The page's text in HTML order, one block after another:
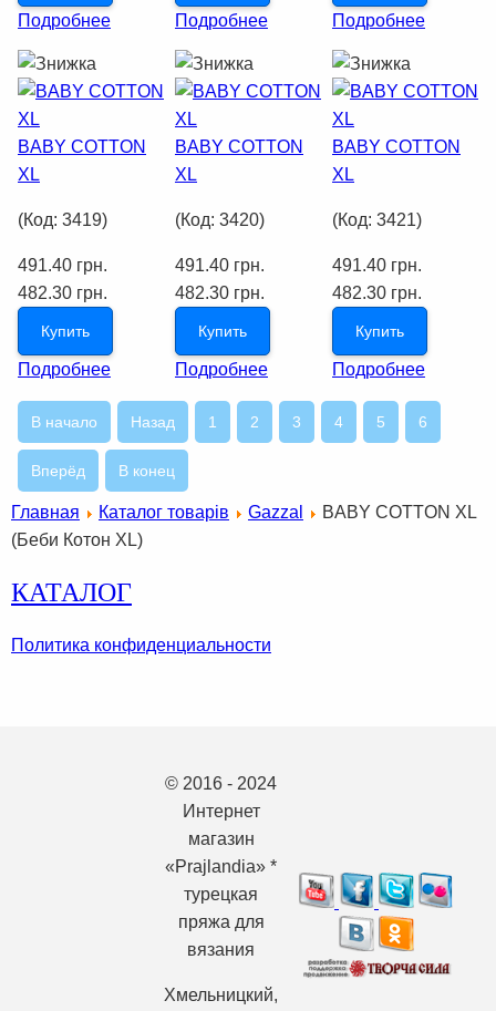
Подробнее Подробнее Подробнее
BABY COTTON
XL
(Код: 3419)
491.40 грн.
482.30 грн.
Купить
Подробнее
BABY COTTON
XL
(Код: 3420)
491.40 грн.
482.30 грн.
Купить
Подробнее
BABY COTTON
XL
(Код: 3421)
491.40 грн.
482.30 грн.
Купить
Подробнее
В начало Назад 1 2 3 4 5 6
Вперёд В конец
Главная Каталог товарів Gazzal
BABY COTTON XL
(Беби Котон XL)
КАТАЛОГ
Политика конфиденциальности
© 2016 - 2024
Интернет
магазин
«Prajlandia» *
турецкая
пряжа для
вязания
Хмельницкий,